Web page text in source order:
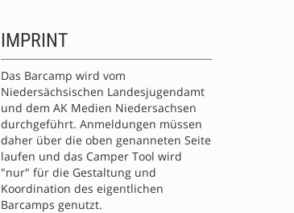
IMPRINT
Das Barcamp wird vom
Niedersächsischen Landesjugendamt
und dem AK Medien Niedersachsen
durchgeführt. Anmeldungen müssen
daher über die oben genanneten Seite
laufen und das Camper Tool wird
"nur" für die Gestaltung und
Koordination des eigentlichen
Barcamps genutzt.